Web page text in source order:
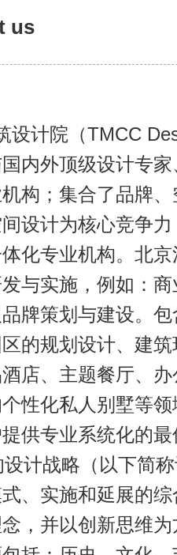
us
设计院（TMCC
内外顶级设计专
构；集合了品牌
设计为核心竞争
化专业机构。北
与实施，例如：
牌策划与建设。
的规划设计、建
店、主题餐厅、
性化私人别墅等
供专业系统化的
设计战略（以下简
、实施和延展的
，并以创新思维